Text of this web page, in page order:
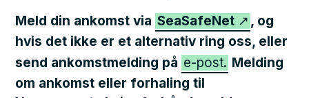
Meld din ankomst via SeaSafeNet
, og
hvis det ikke er et alternativ ring oss, eller
send ankomstmelding på e-post. Melding
om ankomst eller forhaling til